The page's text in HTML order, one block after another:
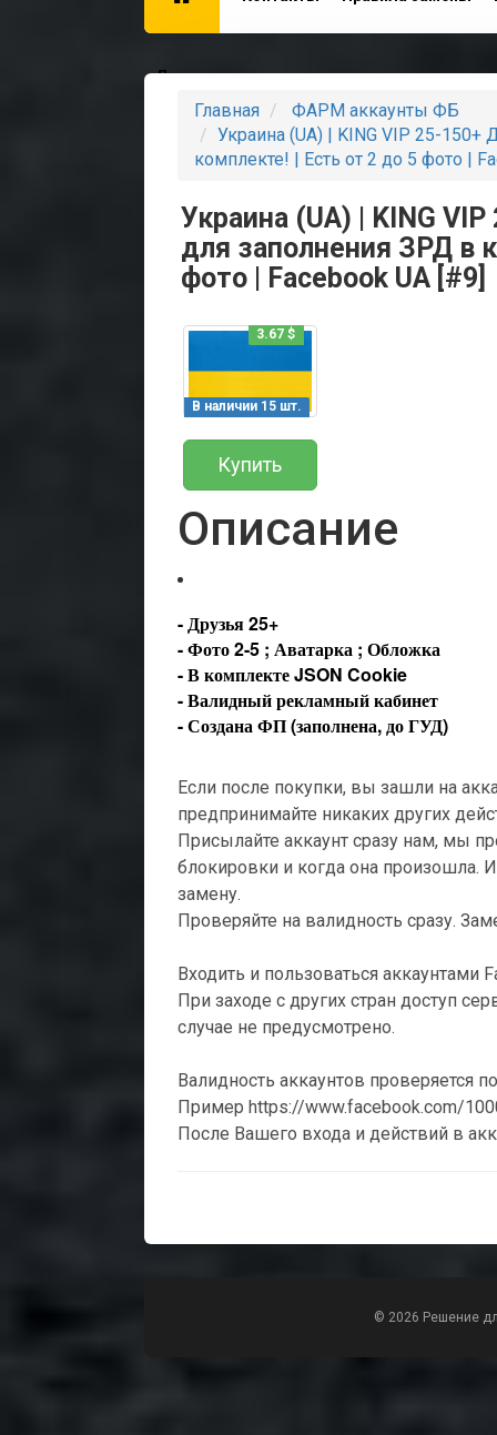
Для поставщиков
Главная
ФАРМ аккаунты ФБ
Украина (UA) | KING VIP 25-150+
комплекте! | Есть от 2 до 5 фото |
Украина (UA) | KING
для заполнения ЗРД в
фото | Facebook UA [#9]
В наличии 15 шт.
3.67 $
Купить
Описание
- Друзья 25+
- Фото 2-5 ; Аватарка ; Обложка
- В комплекте JSON Cookie
- Валидный рекламный кабинет
- Создана ФП (заполнена, до ГУД)
Если после покупки, вы зашли на
предпринимайте никаких других
Присылайте аккаунт сразу нам, мы
блокировки и когда она произошла.
замену.
Проверяйте на валидность сразу.
Входить и пользоваться аккаунтами
При заходе с других стран доступ
случае не предусмотрено.
Валидность аккаунтов проверяется
Пример https://www.facebook.com/
После Вашего входа и действий в
© 2026 Решение